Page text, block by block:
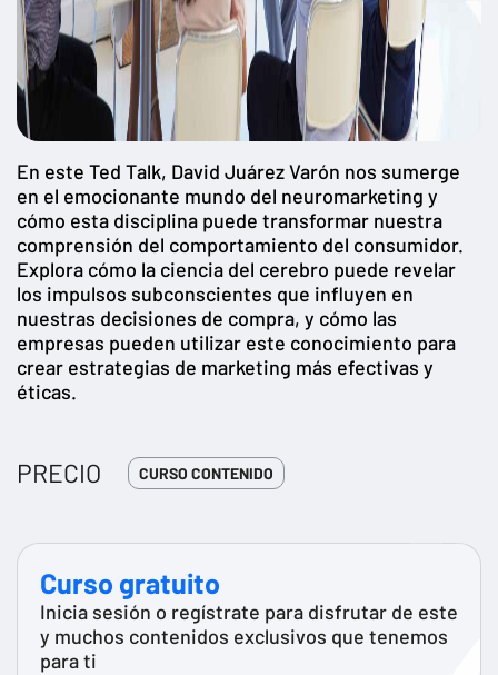
En este Ted Talk, David Juárez Varón nos sumerge
en el emocionante mundo del neuromarketing y
cómo esta disciplina puede transformar nuestra
comprensión del comportamiento del consumidor.
Explora cómo la ciencia del cerebro puede revelar
los impulsos subconscientes que influyen en
nuestras decisiones de compra, y cómo las
empresas pueden utilizar este conocimiento para
crear estrategias de marketing más efectivas y
éticas.
PRECIO CURSO CONTENIDO
Curso gratuito
Inicia sesión o regístrate para disfrutar de este
y muchos contenidos exclusivos que tenemos
para ti